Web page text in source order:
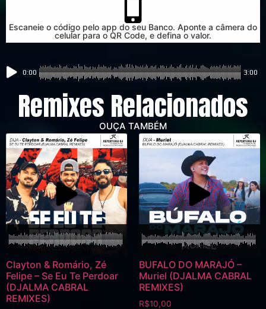
Escaneie o código pelo app do seu Banco. Aponte a câmera do
celular para o QR Code, e defina o valor.
0:00 3:00
Remixes Relacionados
OUÇA TAMBÉM
Clayton & Romário, Zé
Felipe – Se Eu Te Perdoar
(DJALMA CABRAL
REMIXES)
BUFALO DO MARAJÓ –
Muriel (DJALMA CABRAL
REMIXES)
R$10,00